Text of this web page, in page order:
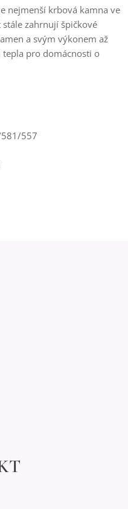
nejmenší krbová kamna ve
zahrnují špičkové
a svým výkonem až
pro domácnosti o
557